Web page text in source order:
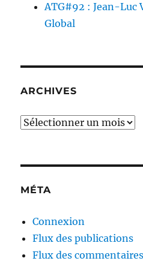
ATG#92 : Jean-Luc
Global
ARCHIVES
Archives
MÉTA
Connexion
Flux des publications
Flux des commentaires